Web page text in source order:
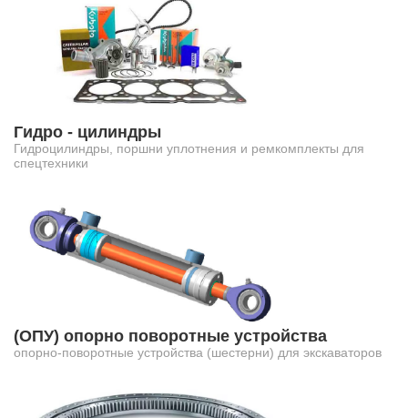
Гидро - цилиндры
Гидроцилиндры, поршни уплотнения и ремкомплекты для
спецтехники
(ОПУ) опорно поворотные устройства
опорно-поворотные устройства (шестерни) для экскаваторов